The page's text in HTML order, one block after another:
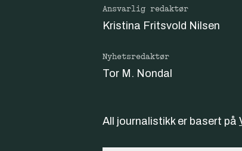
Ansvarlig redaktør
Kristina Fritsvold Nilsen
Nyhetsredaktør
Tor M. Nondal
All journalistikk er basert på